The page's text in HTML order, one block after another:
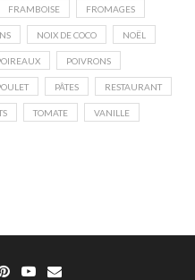
FRAMBOISE FROMAGES
NOIX DE COCO NOËL
POIVRONS
PÂTES RESTAURANT
TOMATE VANILLE